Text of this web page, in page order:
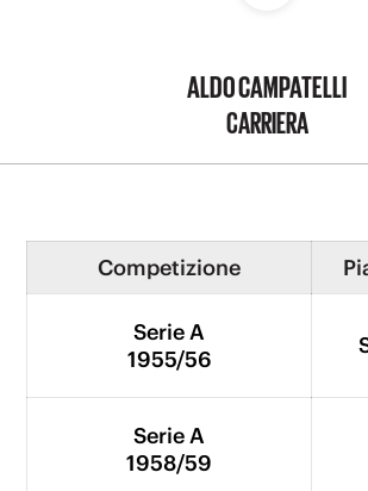
ALDO CAMPATELLI
CARRIERA
Competizione
Serie A
1955/56
Serie A
1958/59